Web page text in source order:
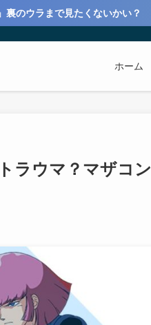
裏のウラまで見たくないかい？
ホーム
ラウマ？マザコン